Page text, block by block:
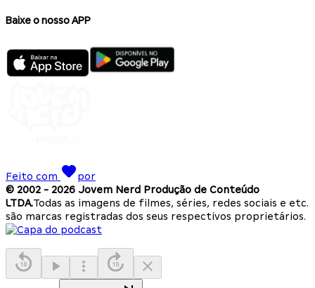
Baixe o nosso APP
Feito com
por
© 2002 - 2026 Jovem Nerd Produção de Conteúdo
LTDA.Todas as imagens de filmes, séries, redes sociais e etc.
são marcas registradas dos seus respectivos proprietários.